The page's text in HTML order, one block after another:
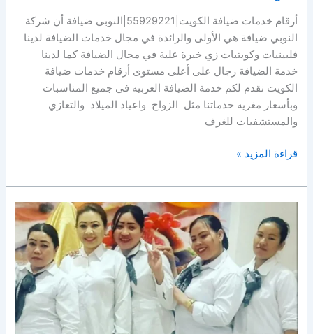
أرقام خدمات ضيافة الكويت|55929221|النوبي ضيافة أن شركة
النوبي ضيافة هي الأولى والرائدة في مجال خدمات الضيافة لدينا
فلبينيات وكويتيات زي خبرة علية في مجال الضيافة كما لدينا
خدمة الضيافة رجال على أعلى مستوى أرقام خدمات ضيافة
الكويت نقدم لكم خدمة الضيافة العربيه في جميع المناسبات
وبأسعار مغريه خدماتنا مثل الزواج واعياد الميلاد والتعازي
والمستشفيات للغرف
قراءة المزيد »
فلبينيات
للاستقبال
الجهراء
|55929221|
النوبي
ضيافة